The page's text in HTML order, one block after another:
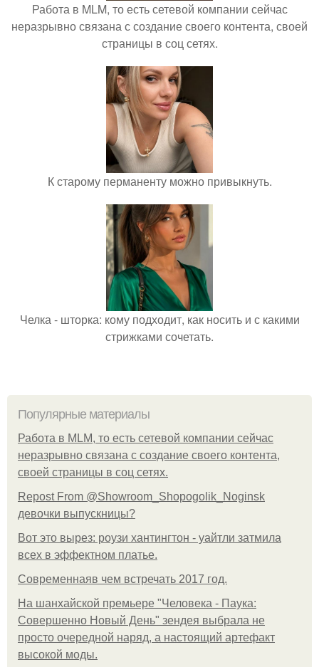
Работа в MLM, то есть сетевой компании сейчас
неразрывно связана с создание своего контента, своей
страницы в соц сетях.
К старому перманенту можно привыкнуть.
Челка - шторка: кому подходит, как носить и с какими
стрижками сочетать.
Популярные материалы
Работа в MLM, то есть сетевой компании сейчас
неразрывно связана с создание своего контента,
своей страницы в соц сетях.
Repost From @Showroom_Shopogolik_Noginsk
девочки выпускницы?
Вот это вырез: роузи хантингтон - уайтли затмила
всех в эффектном платьe.
Современнаяв чем встречать 2017 год.
На шанхайской премьере "Человека - Паука:
Совершенно Новый День" зендея выбрала не
просто очередной наряд, а настоящий артефакт
высокой моды.